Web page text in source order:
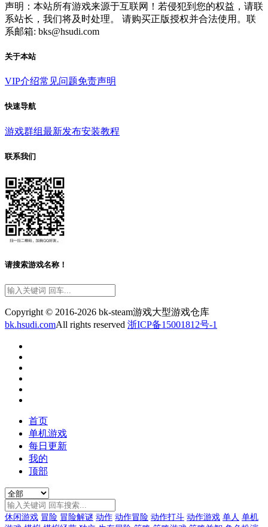
声明：本站所有游戏来源于互联网！若侵犯到您的权益，请联
系站长，我们将及时处理。 请购买正版授权并合法使用。联
系邮箱: bks@hsudi.com
关于本站
VIP介绍常见问题免责声明
快速导航
游戏群组最新发布安装教程
联系我们
请搜索游戏名称！
Copyright © 2016-2026 bk-steam游戏大型游戏仓库
bk.hsudi.comAll rights reserved 浙ICP备15001812号-1
首页
单机游戏
每日更新
我的
顶部
休闲游戏 冒险 冒险解谜 动作 动作冒险 动作打斗 动作游戏 单人 单机